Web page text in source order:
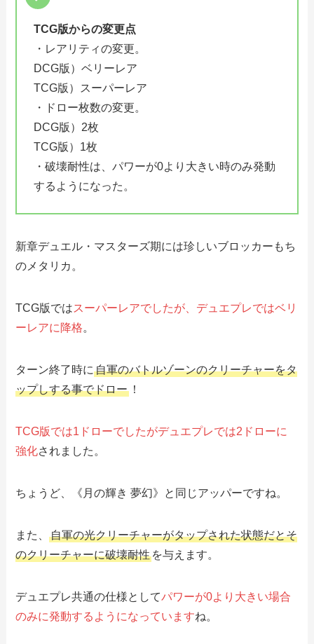
TCG版からの変更点
・レアリティの変更。
DCG版）ベリーレア
TCG版）スーパーレア
・ドロー枚数の変更。
DCG版）2枚
TCG版）1枚
・破壊耐性は、パワーが0より大きい時のみ発動
するようになった。
新章デュエル・マスターズ期には珍しいブロッカーもち
のメタリカ。
TCG版ではスーパーレアでしたが、デュエプレではベリ
ーレアに降格。
ターン終了時に自軍のバトルゾーンのクリーチャーをタ
ップしする事でドロー ！
TCG版では1ドローでしたがデュエプレでは2ドローに
強化されました。
ちょうど、《月の輝き 夢幻》と同じアッパーですね。
また、自軍の光クリーチャーがタップされた状態だとそ
のクリーチャーに破壊耐性 を与えます。
デュエプレ共通の仕様としてパワーが0より大きい場合
のみに発動するようになっていますね。